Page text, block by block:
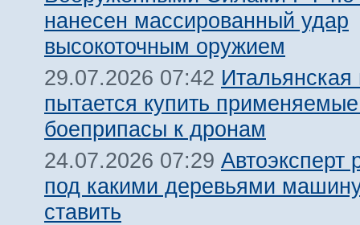
нанесен массированный удар
высокоточным оружием
29.07.2026 07:42
пытается купить
боеприпасы к дронам
24.07.2026 07:29 Автоэксперт
под какими деревьями
ставить